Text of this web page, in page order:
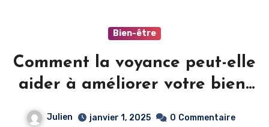
Bien-être
Comment la voyance peut-elle
aider à améliorer votre bien-
Julien janvier 1, 2025 0 Commentaire